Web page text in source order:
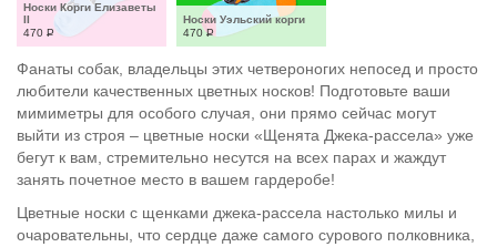
Носки Корги Елизаветы
II
470 Р
Носки Уэльский корги
470 Р
Фанаты собак, владельцы этих четвероногих непосед и просто
любители качественных цветных носков! Подготовьте ваши
мимиметры для особого случая, они прямо сейчас могут
выйти из строя – цветные носки «Щенята Джека-рассела» уже
бегут к вам, стремительно несутся на всех парах и жаждут
занять почетное место в вашем гардеробе!
Цветные носки с щенками джека-рассела настолько милы и
очаровательны, что сердце даже самого сурового полковника,